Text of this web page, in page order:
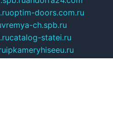
optim-doors.com.ru
vremya-ch.spb.ru
catalog-statei.ru
ipkameryhiseeu.ru